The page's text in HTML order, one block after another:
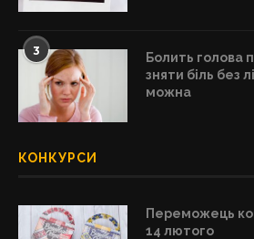
3
Болить голова
зняти біль без
можна
КОНКУРСИ
Переможець
14 лютого